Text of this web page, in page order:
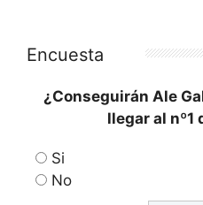
Encuesta
¿Conseguirán Ale
llegar al nº1
Si
No